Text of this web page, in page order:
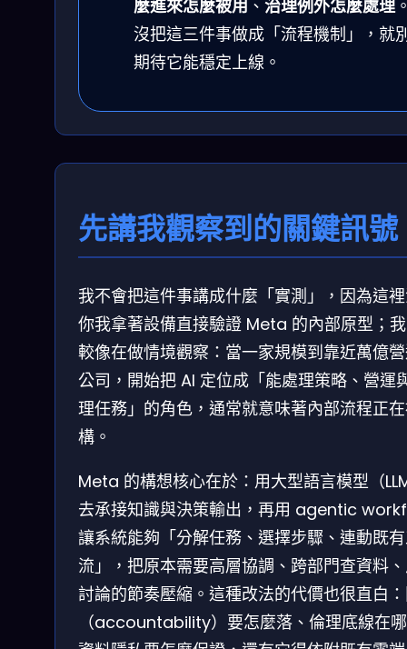
麼進來怎麼被用 、 治理例外怎麼處理
沒把這三件事做成「流程機制」，就
期待它能穩定上線。
先講我觀察到的關鍵訊號
我不會把這件事講成什麼「實測」，因為這
你我拿著設備直接驗證 Meta 的內部原型；
較像在做情境觀察：當一家規模到靠近萬億
公司，開始把 AI 定位成「能處理策略、營運
理任務」的角色，通常就意味著內部流程正
構。
Meta 的構想核心在於：用大型語言模型（
去承接知識與決策輸出，再用 agentic
讓系統能夠「分解任務、選擇步驟、連動既
流」，把原本需要高層協調、跨部門查資料
討論的節奏壓縮。這種改法的代價也很直白
（accountability）要怎麼落、倫理底線在